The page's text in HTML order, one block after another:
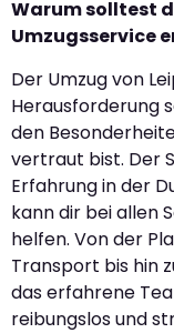
Warum solltest
Umzugsservice
Der Umzug von
Herausforderung
den
vertraut bist. Der
Erfahrung in der
kann dir bei allen
helfen. Von der
Transport bis hin
das erfahrene
reibungslos und